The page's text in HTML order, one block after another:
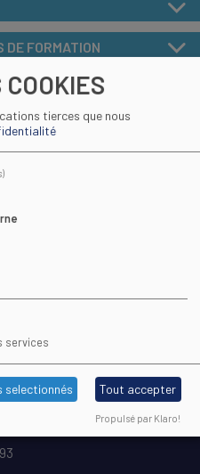
FORMATION
tierces que nous
services
selectionnés Tout accepter
Propulsé par Klaro!